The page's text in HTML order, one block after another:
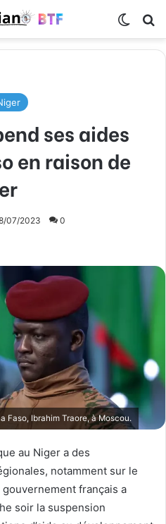
ses aides
en raison de
07/2023 0
Faso, Ibrahim Traore, à Moscou.
au Niger a des
notamment sur le
gouvernement français a
soir la suspension